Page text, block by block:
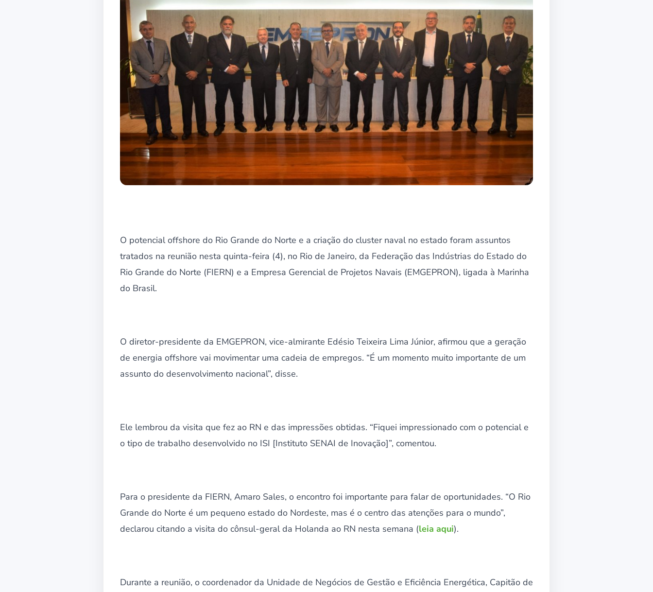
O potencial offshore do Rio Grande do Norte e a criação do cluster naval no estado foram assuntos
tratados na reunião nesta quinta-feira (4), no Rio de Janeiro, da Federação das Indústrias do Estado do
Rio Grande do Norte (FIERN) e a Empresa Gerencial de Projetos Navais (EMGEPRON), ligada à Marinha
do Brasil.
O diretor-presidente da EMGEPRON, vice-almirante Edésio Teixeira Lima Júnior, afirmou que a geração
de energia offshore vai movimentar uma cadeia de empregos. “É um momento muito importante de um
assunto do desenvolvimento nacional”, disse.
Ele lembrou da visita que fez ao RN e das impressões obtidas. “Fiquei impressionado com o potencial e
o tipo de trabalho desenvolvido no ISI [Instituto SENAI de Inovação]”, comentou.
Para o presidente da FIERN, Amaro Sales, o encontro foi importante para falar de oportunidades. “O Rio
Grande do Norte é um pequeno estado do Nordeste, mas é o centro das atenções para o mundo”,
declarou citando a visita do cônsul-geral da Holanda ao RN nesta semana (leia aqui).
Durante a reunião, o coordenador da Unidade de Negócios de Gestão e Eficiência Energética, Capitão de